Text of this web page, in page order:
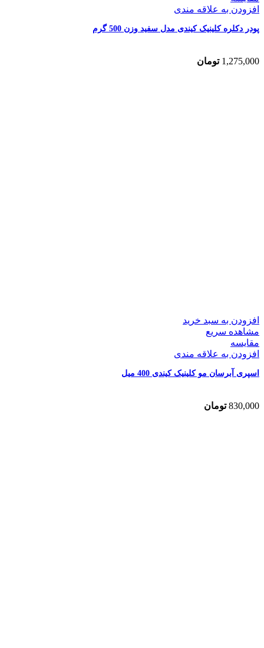
افزودن به علاقه مندی
پودر دکلره کلینیک کیندی مدل سفید وزن 500 گرم
1,275,000 تومان
افزودن به سبد خرید
مشاهده سریع
مقایسه
افزودن به علاقه مندی
اسپری آبرسان مو کلینیک کیندی 400 میل
830,000 تومان